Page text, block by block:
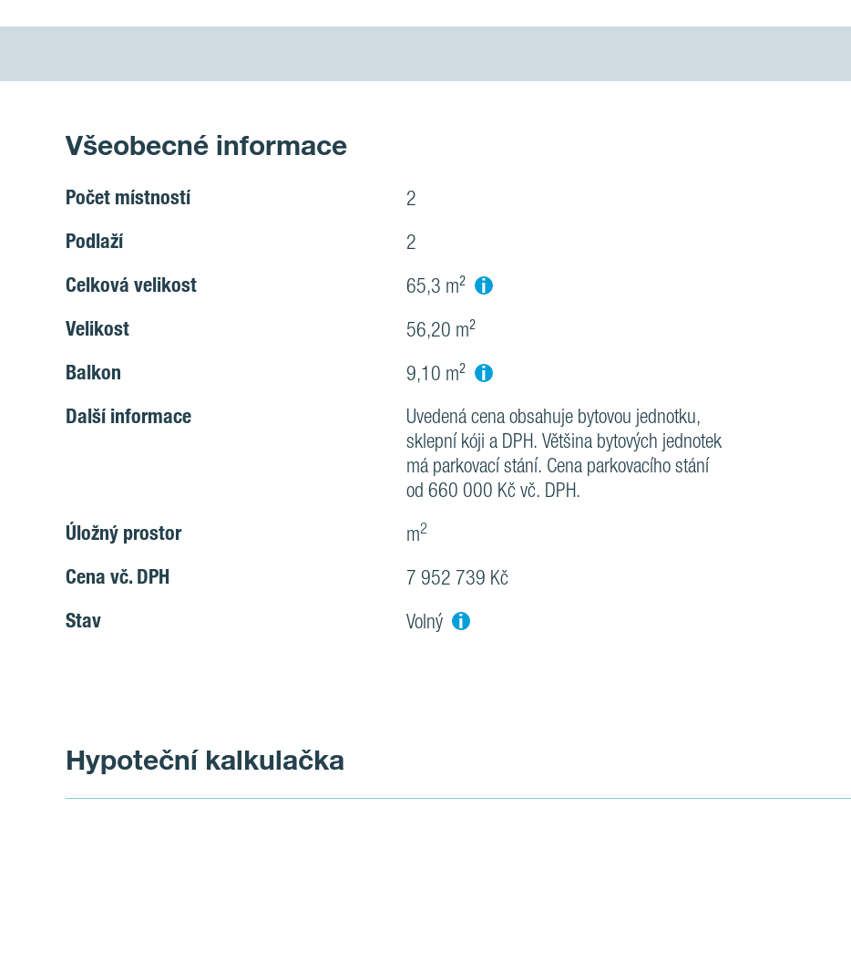
Všeobecné informace
Počet místností 2
Podlaží 2
Celková velikost 65,3 m² i
Velikost 56,20 m²
Balkon 9,10 m² i
Další informace
Uvedená cena obsahuje bytovou jednotku,
sklepní kóji a DPH. Většina bytových jednotek
má parkovací stání. Cena parkovacího stání
od 660 000 Kč vč. DPH.
Úložný prostor m2
Cena vč. DPH 7 952 739 Kč
Stav Volný i
Hypoteční kalkulačka